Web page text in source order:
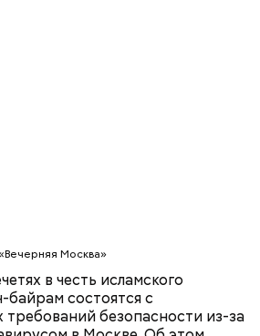
Москва»
в честь исламского
состоятся с
безопасности из-за